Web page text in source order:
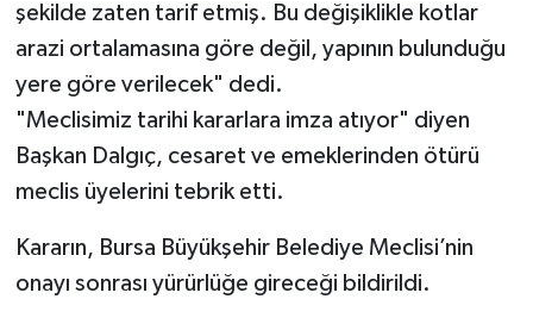
şekilde zaten tarif etmiş. Bu değişiklikle kotlar
arazi ortalamasına göre değil, yapının bulunduğu
yere göre verilecek" dedi.
"Meclisimiz tarihi kararlara imza atıyor" diyen
Başkan Dalgıç, cesaret ve emeklerinden ötürü
meclis üyelerini tebrik etti.
Kararın, Bursa Büyükşehir Belediye Meclisi’nin
onayı sonrası yürürlüğe gireceği bildirildi.